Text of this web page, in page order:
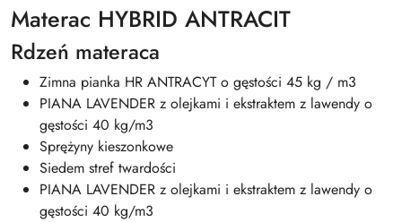
Materac HYBRID ANTRACIT
Rdzeń materaca
Zimna pianka HR ANTRACYT o gęstości 45 kg / m3
PIANA LAVENDER z olejkami i ekstraktem z lawendy o
gęstości 40 kg/m3
Sprężyny kieszonkowe
Siedem stref twardości
PIANA LAVENDER z olejkami i ekstraktem z lawendy o
gęstości 40 kg/m3